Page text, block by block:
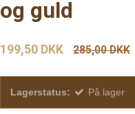
og guld
199,50 DKK 285,00 DKK
Lagerstatus: På lager